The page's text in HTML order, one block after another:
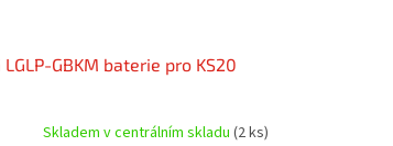
LGLP-GBKM baterie pro KS20
Skladem v centrálním skladu (2 ks)